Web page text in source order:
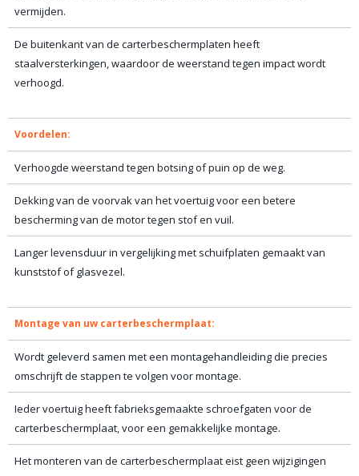
vermijden.
De buitenkant van de carterbeschermplaten heeft
staalversterkingen, waardoor de weerstand tegen impact wordt
verhoogd.
Voordelen:
Verhoogde weerstand tegen botsing of puin op de weg.
Dekking van de voorvak van het voertuig voor een betere
bescherming van de motor tegen stof en vuil.
Langer levensduur in vergelijking met schuifplaten gemaakt van
kunststof of glasvezel.
Montage van uw carterbeschermplaat:
Wordt geleverd samen met een montagehandleiding die precies
omschrijft de stappen te volgen voor montage.
Ieder voertuig heeft fabrieksgemaakte schroefgaten voor de
carterbeschermplaat, voor een gemakkelijke montage.
Het monteren van de carterbeschermplaat eist geen wijzigingen